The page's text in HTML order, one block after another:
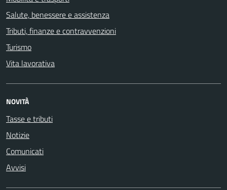
Salute, benessere e assistenza
Tributi, finanze e contravvenzioni
Turismo
Vita lavorativa
NOVITÀ
Tasse e tributi
Notizie
Comunicati
Avvisi